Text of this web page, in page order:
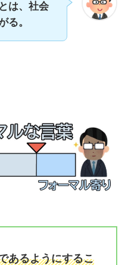
は、社会
る。
あるようにするこ